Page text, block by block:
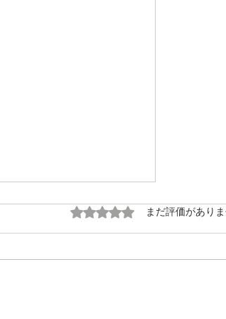
5つ星のうち0と評価されて
まだ評価があり